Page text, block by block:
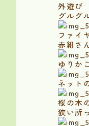
外遊び
グルグ
ファイ
赤組さ
ゆりか
ネット
桜の木
狭い所